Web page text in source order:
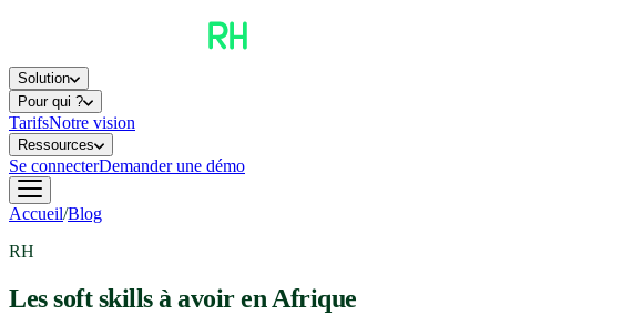
Solution
Pour qui ?
TarifsNotre vision
Ressources
Se connecterDemander une démo
Accueil/Blog
RH
Les soft skills à avoir en Afrique